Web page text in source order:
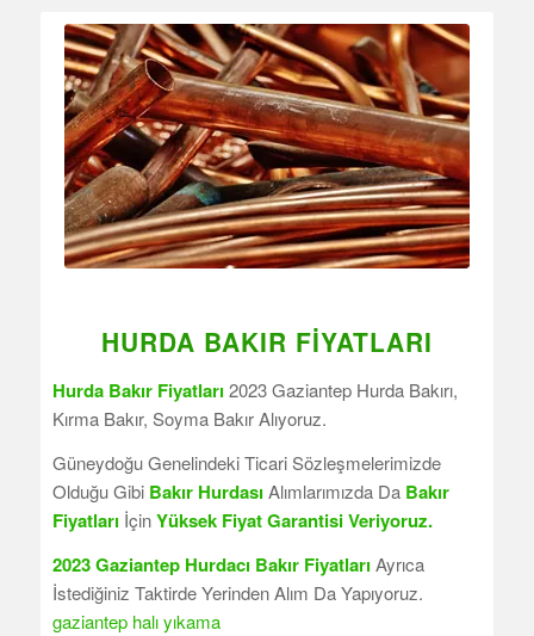
HURDA BAKIR FIYATLARI
Hurda Bakır Fiyatları 2023 Gaziantep Hurda Bakırı,
Kırma Bakır, Soyma Bakır Alıyoruz.
Güneydoğu Genelindeki Ticari Sözleşmelerimizde
Olduğu Gibi Bakır Hurdası Alımlarımızda Da Bakır
Fiyatları İçinYüksek Fiyat Garantisi Veriyoruz.
2023 Gaziantep Hurdacı Bakır Fiyatları Ayrıca
İstediğiniz Taktirde Yerinden Alım Da Yapıyoruz.
gaziantep halı yıkama